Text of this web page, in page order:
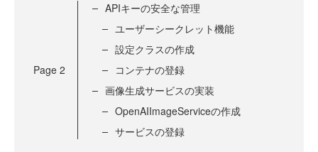
Page 2
APIキーの安全な管理
ユーザーシークレット機能
設定クラスの作成
コンテナの登録
画像生成サービスの実装
OpenAIImageServiceの作成
サービスの登録